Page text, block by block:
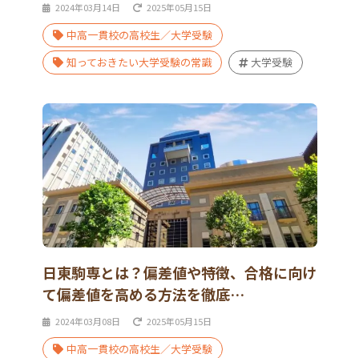
2024年03月14日 2025年05月15日
中高一貫校の高校生／大学受験
知っておきたい大学受験の常識
大学受験
日東駒専とは？偏差値や特徴、合格に向け
て偏差値を高める方法を徹底…
2024年03月08日 2025年05月15日
中高一貫校の高校生／大学受験